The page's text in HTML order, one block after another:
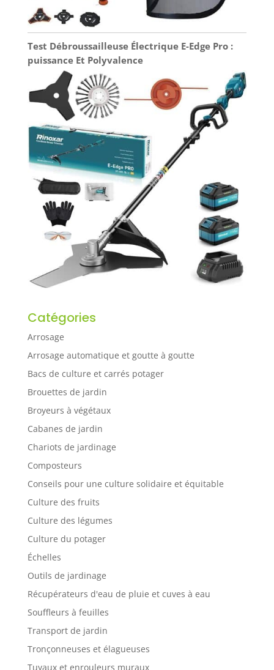
Test Débroussailleuse Électrique E-Edge Pro :
puissance Et Polyvalence
Catégories
Arrosage
Arrosage automatique et goutte à goutte
Bacs de culture et carrés potager
Brouettes de jardin
Broyeurs à végétaux
Cabanes de jardin
Chariots de jardinage
Composteurs
Conseils pour une culture solidaire et équitable
Culture des fruits
Culture des légumes
Culture du potager
Échelles
Outils de jardinage
Récupérateurs d'eau de pluie et cuves à eau
Souffleurs à feuilles
Transport de jardin
Tronçonneuses et élagueuses
Tuyaux et enrouleurs muraux